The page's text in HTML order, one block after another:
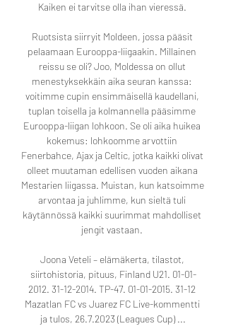
Kaiken ei tarvitse olla ihan vieressä.
Ruotsista siirryit Moldeen, jossa pääsit
pelaamaan Eurooppa-liigaakin. Millainen
reissu se oli? Joo, Moldessa on ollut
menestyksekkäin aika seuran kanssa:
voitimme cupin ensimmäisellä kaudellani,
tuplan toisella ja kolmannella pääsimme
Eurooppa-liigan lohkoon. Se oli aika huikea
kokemus: lohkoomme arvottiin
Fenerbahce, Ajax ja Celtic, jotka kaikki olivat
olleet muutaman edellisen vuoden aikana
Mestarien liigassa. Muistan, kun katsoimme
arvontaa ja juhlimme, kun sieltä tuli
käytännössä kaikki suurimmat mahdolliset
jengit vastaan.
Joona Veteli – elämäkerta, tilastot,
siirtohistoria, pituus, Finland U21. 01-01-
2012. 31-12-2014. TP-47. 01-01-2015. 31-12
Mazatlan FC vs Juarez FC Live-kommentti
ja tulos, 26.7.2023 (Leagues Cup) ...